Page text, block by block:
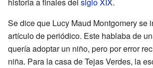
historia a finales del siglo XIX.
Se dice que Lucy Maud Montgomery se
artículo de periódico. Este hablaba de
quería adoptar un niño, pero por error
niña. Para la casa de Tejas Verdes, la